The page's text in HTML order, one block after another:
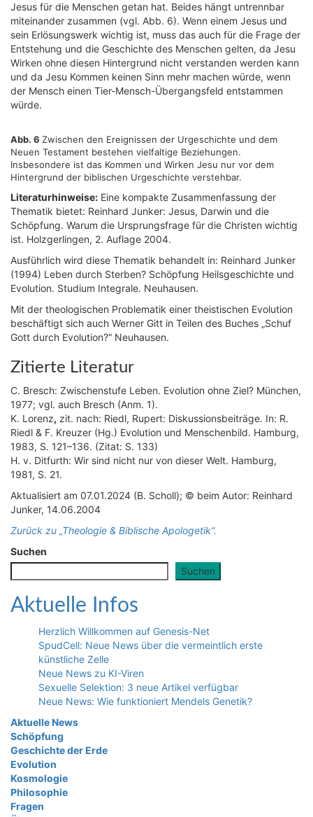
Jesus für die Menschen getan hat. Beides hängt untrennbar
miteinander zusammen (vgl. Abb. 6). Wenn einem Jesus und
sein Erlösungswerk wichtig ist, muss das auch für die Frage der
Entstehung und die Geschichte des Menschen gelten, da Jesu
Wirken ohne diesen Hintergrund nicht verstanden werden kann
und da Jesu Kommen keinen Sinn mehr machen würde, wenn
der Mensch einen Tier-Mensch-Übergangsfeld entstammen
würde.
Abb. 6 Zwischen den Ereignissen der Urgeschichte und dem
Neuen Testament bestehen vielfaltige Beziehungen.
Insbesondere ist das Kommen und Wirken Jesu nur vor dem
Hintergrund der biblischen Urgeschichte verstehbar.
Literaturhinweise: Eine kompakte Zusammenfassung der
Thematik bietet: Reinhard Junker: Jesus, Darwin und die
Schöpfung. Warum die Ursprungsfrage für die Christen wichtig
ist. Holzgerlingen, 2. Auflage 2004.
Ausführlich wird diese Thematik behandelt in: Reinhard Junker
(1994) Leben durch Sterben? Schöpfung Heilsgeschichte und
Evolution. Studium Integrale. Neuhausen.
Mit der theologischen Problematik einer theistischen Evolution
beschäftigt sich auch Werner Gitt in Teilen des Buches „Schuf
Gott durch Evolution?“ Neuhausen.
Zitierte Literatur
C. Bresch: Zwischenstufe Leben. Evolution ohne Ziel? München,
1977; vgl. auch Bresch (Anm. 1).
K. Lorenz, zit. nach: Riedl, Rupert: Diskussionsbeiträge. In: R.
Riedl & F. Kreuzer (Hg.) Evolution und Menschenbild. Hamburg,
1983, S. 121–136. (Zitat: S. 133)
H. v. Ditfurth: Wir sind nicht nur von dieser Welt. Hamburg,
1981, S. 21.
Aktualisiert am 07.01.2024 (B. Scholl); © beim Autor: Reinhard
Junker, 14.06.2004
Zurück zu „Theologie & Biblische Apologetik“.
Suchen
Suchen
Aktuelle Infos
Herzlich Willkommen auf Genesis-Net
SpudCell: Neue News über die vermeintlich erste
künstliche Zelle
Neue News zu KI-Viren
Sexuelle Selektion: 3 neue Artikel verfügbar
Neue News: Wie funktioniert Mendels Genetik?
Aktuelle News
Schöpfung
Geschichte der Erde
Evolution
Kosmologie
Philosophie
Fragen